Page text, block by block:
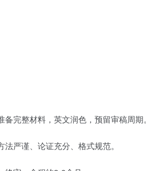
备完整材料，英文润色，预留审稿周期。
法严谨、论证充分、格式规范。